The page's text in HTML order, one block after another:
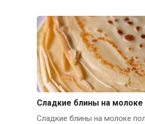
Сладкие блины на молоке
Сладкие блины на молоке